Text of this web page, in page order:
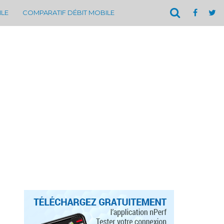
COMPARATIF DÉBIT MOBILE